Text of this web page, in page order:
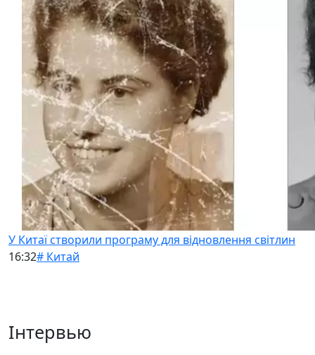
У Китаї створили програму для відновлення світлин
16:32# Китай
Інтервью